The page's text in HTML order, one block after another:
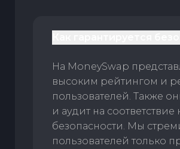
На MoneySwap
высоким рейтингом и
пользователей. Также
и аудит на
безопасности. Мы
пользователей только